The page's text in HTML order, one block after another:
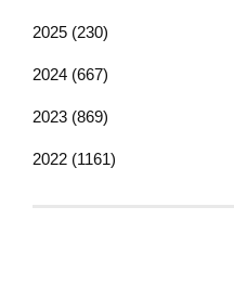
2025 (230)
2024 (667)
2023 (869)
2022 (1161)